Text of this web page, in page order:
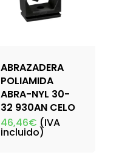
ABRAZADERA
POLIAMIDA
ABRA-NYL 30-
32 930AN CELO
46,46€ (IVA
incluido)